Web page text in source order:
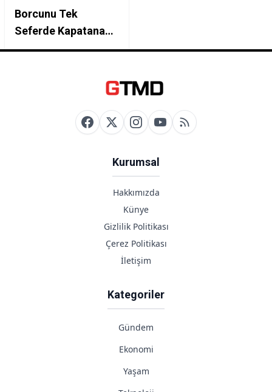
Borcunu Tek
Seferde Kapatana
Büyük İndirim: TOKİ
Kampanyası Başladı!
Kurumsal
Hakkımızda
Künye
Gizlilik Politikası
Çerez Politikası
İletişim
Kategoriler
Gündem
Ekonomi
Yaşam